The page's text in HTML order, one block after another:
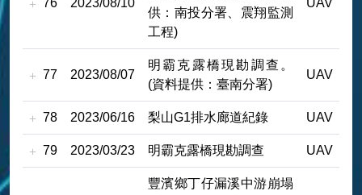
76 2023/08/10
供：南投分署、震翔監測
工程)
UAV
77 2023/08/07
明霸克露橋現勘調查。
(資料提供：臺南分署)
UAV
78 2023/06/16 梨山G1排水廊道紀錄 UAV
79 2023/03/23 明霸克露橋現勘調查 UAV
豐濱鄉丁仔漏溪中游崩塌